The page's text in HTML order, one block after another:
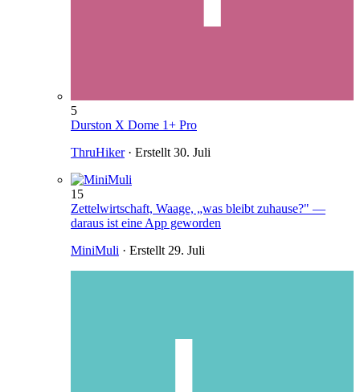
5
Durston X Dome 1+ Pro
ThruHiker· Erstellt 30. Juli
15
Zettelwirtschaft, Waage, „was bleibt zuhause?" —
daraus ist eine App geworden
MiniMuli · Erstellt 29. Juli